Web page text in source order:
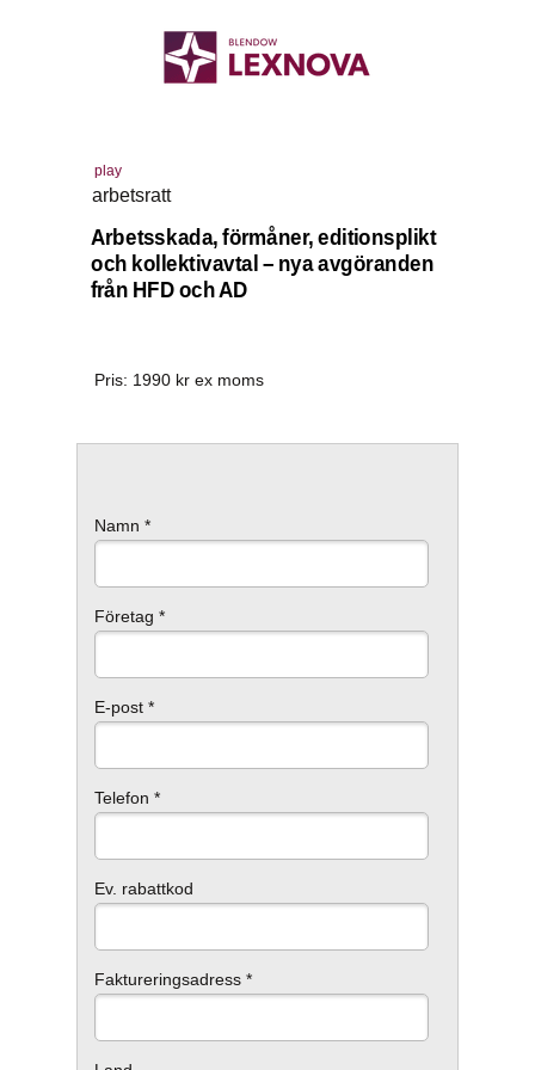
Namn *
Företag *
E-post *
Telefon *
Ev. rabattkod
Faktureringsadress *
play
arbetsratt
Pris: 1990 kr ex moms
Arbetsskada, förmåner, editionsplikt
och kollektivavtal – nya avgöranden
från HFD och AD